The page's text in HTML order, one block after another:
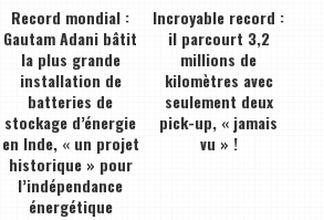
Record mondial :
Gautam Adani bâtit
la plus grande
installation de
batteries de
stockage d’énergie
en Inde, « un projet
historique » pour
l’indépendance
énergétique
Incroyable record :
il parcourt 3,2
millions de
kilomètres avec
seulement deux
pick-up, « jamais
vu » !